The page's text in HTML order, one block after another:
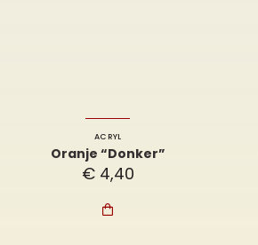
ACRYL
Oranje “Donker”
€4,40
